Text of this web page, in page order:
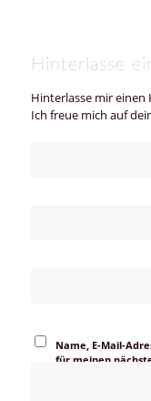
Hinterlasse
Hinterlasse mir einen
Ich freue mich auf
Name, E-Mail-
für meinen